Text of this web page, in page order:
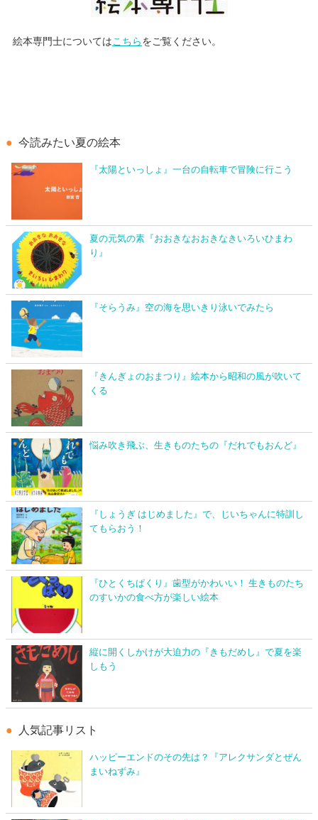
絵本専門士については こちら をご覧ください。
今読みたい夏の絵本
『太陽といっしょ』一台の自転車で冒険に行こう
夏の元気の素『おおきなおおきなきいろいひまわ
り』
『そらうみ』空の海を思いきり泳いでみたら
『きんぎょのおまつり』絵本から昭和の風が吹いて
くる
悩み吹き飛ぶ、生きものたちの『だれでもおんど』
『しょうぎ はじめました』で、じいちゃんに特訓し
てもらおう！
『ひとくちぱくり』歯型がかわいい！ 生きものたち
のすいかの食べ方が楽しい絵本
縦に開くしかけが大迫力の『きもだめし』で夏を楽
しもう
人気記事リスト
ハッピーエンドのその先は？『アレクサンダとぜん
まいねずみ』